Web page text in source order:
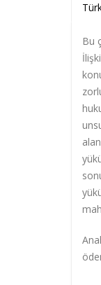
Bu